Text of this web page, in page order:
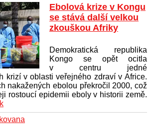
Ebolová krize v Kongu
se stává další velkou
zkouškou Afriky
Demokratická republika
Kongo se opět ocitla
v centru jedné
krizí v oblasti veřejného zdraví v Africe.
nakažených ebolou překročil 2000, což
rostoucí epidemii eboly v historii země.